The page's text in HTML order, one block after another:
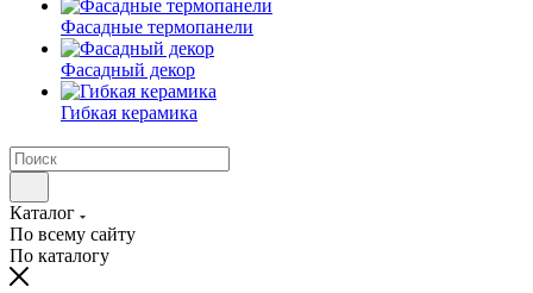
Фасадные термопанели
Фасадный декор
Гибкая керамика
Каталог
По всему сайту
По каталогу